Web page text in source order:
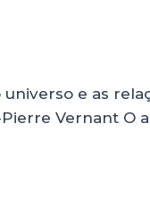
e as
Vernant O